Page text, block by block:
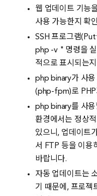
웹 업데이트 기능
사용 가능한지 확
SSH 프로그램
php -v " 명령을
적으로 표시되는
php binary가 사
(php-fpm)로 PHP
php binary를 사
환경에서는 정상
있으니, 업데이트
서 FTP 등을 이용
바랍니다.
자동 업데이트는
기 때문에, 프로젝